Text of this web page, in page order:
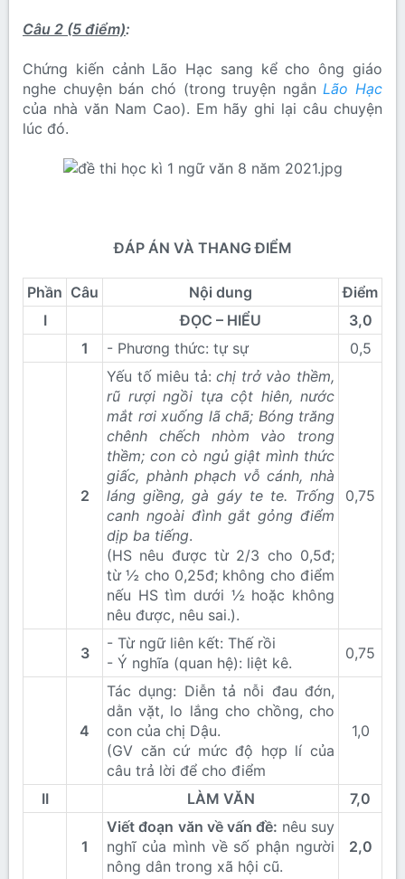
Câu 2 (5 điểm):
Chứng kiến cảnh Lão Hạc sang kể cho ông giáo
nghe chuyện bán chó (trong truyện ngắnLão Hạc
của nhà văn Nam Cao). Em hãy ghi lại câu chuyện
lúc đó.
ĐÁP ÁN VÀ THANG ĐIỂM
Phần Câu Nội dung
Điểm
I
ĐỌC – HIỂU
3,0
1
- Phương thức: tự sự 0,5​
2
Yếu tố miêu tả:chị trở vào thềm,
rũ rượi ngồi tựa cột hiên, nước
mắt rơi xuống lã chã; Bóng trăng
chênh chếch nhòm vào trong
thềm; con cò ngủ giật mình thức
giấc, phành phạch vỗ cánh, nhà
láng giềng, gà gáy te te. Trống
canh ngoài đình gắt gỏng điểm
dịp ba tiếng.
(HS nêu được từ 2/3 cho 0,5đ;
từ ½ cho 0,25đ; không cho điểm
nếu HS tìm dưới ½ hoặc không
nêu được, nêu sai.).
0,75​
3
- Từ ngữ liên kết: Thế rồi
- Ý nghĩa (quan hệ): liệt kê.
0,75​
4
Tác dụng: Diễn tả nỗi đau đớn,
dằn vặt, lo lắng cho chồng, cho
con của chị Dậu.
(GV căn cứ mức độ hợp lí của
câu trả lời để cho điểm
1,0​
II LÀM VĂN 7,0
1
Viết đoạn văn về vấn đề: nêu suy
nghĩ của mình về số phận người
nông dân trong xã hội cũ.
2,0